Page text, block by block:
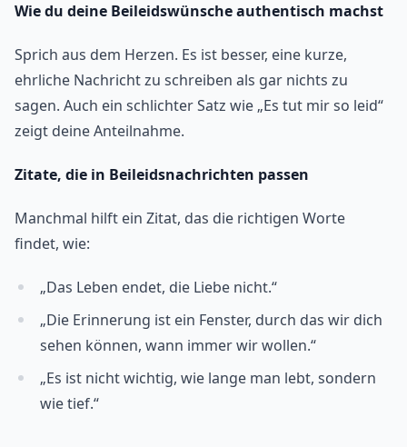
Wie du deine Beileidswünsche authentisch machst
Sprich aus dem Herzen. Es ist besser, eine kurze,
ehrliche Nachricht zu schreiben als gar nichts zu
sagen. Auch ein schlichter Satz wie „Es tut mir so leid“
zeigt deine Anteilnahme.
Zitate, die in Beileidsnachrichten passen
Manchmal hilft ein Zitat, das die richtigen Worte
findet, wie:
„Das Leben endet, die Liebe nicht.“
„Die Erinnerung ist ein Fenster, durch das wir dich
sehen können, wann immer wir wollen.“
„Es ist nicht wichtig, wie lange man lebt, sondern
wie tief.“